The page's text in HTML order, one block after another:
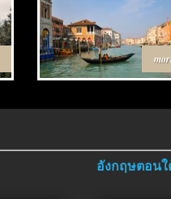
อังกฤษตอนใ